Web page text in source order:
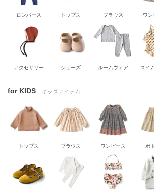
ロンパース トップス ブラウス ワン
アクセサリー シューズ ルームウェア スイ
for KIDS キッズアイテム
トップス ブラウス ワンピース ボ